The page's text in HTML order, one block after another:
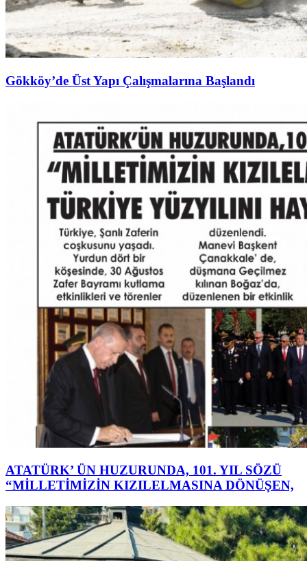
Gökköy’de Üst Yapı Çalışmalarına Başlandı
ATATÜRK’ ÜN HUZURUNDA, 101. YIL SÖZÜ
“MİLLETİMİZİN KIZILELMASINA DÖNÜŞEN,